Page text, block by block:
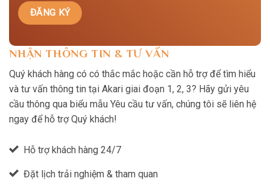
NHẬN THÔNG TIN & TƯ VẤN
Quý khách hàng có có thắc mắc hoặc cần hỗ trợ để tìm hiểu
và tư vấn thông tin tại Akari giai đoạn 1, 2, 3? Hãy gửi yêu
cầu thông qua biểu mẫu Yêu cầu tư vấn, chúng tôi sẽ liên hệ
ngay để hỗ trợ Quý khách!
Hỗ trợ khách hàng 24/7
Đặt lịch trải nghiệm & tham quan